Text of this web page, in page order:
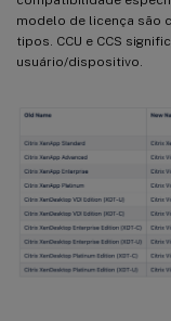
modelo de licença são
tipos. CCU e CCS
usuário/dispositivo.